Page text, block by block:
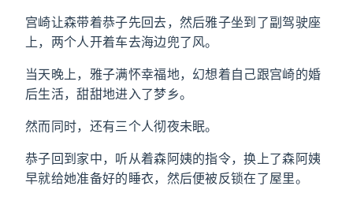
宫崎让森带着恭子先回去，然后雅子坐到了副驾驶座
上，两个人开着车去海边兜了风。
当天晚上，雅子满怀幸福地，幻想着自己跟宫崎的婚
后生活，甜甜地进入了梦乡。
然而同时，还有三个人彻夜未眠。
恭子回到家中，听从着森阿姨的指令，换上了森阿姨
早就给她准备好的睡衣，然后便被反锁在了屋里。